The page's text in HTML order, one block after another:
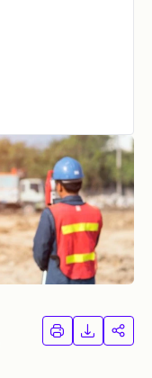
IMPRIMER
LA
LA